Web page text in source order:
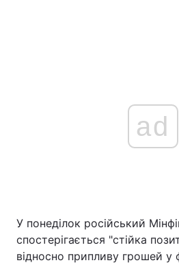
Головна
Україна
ad
У понеділок російський
спостерігається "‎стійка
відносно припливу грошей у